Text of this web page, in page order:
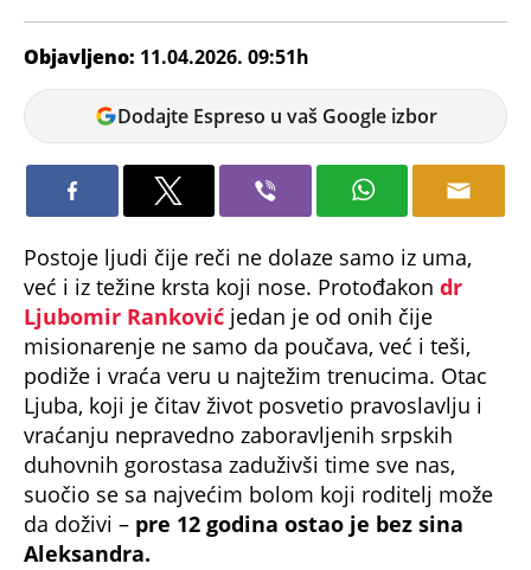
Objavljeno: 11.04.2026. 09:51h
Tamara
Marić
Dodajte Espreso u vaš Google izbor
Postoje ljudi čije reči ne dolaze samo iz uma,
već i iz težine krsta koji nose. Protođakon dr
Ljubomir Ranković jedan je od onih čije
misionarenje ne samo da poučava, već i teši,
podiže i vraća veru u najtežim trenucima. Otac
Ljuba, koji je čitav život posvetio pravoslavlju i
vraćanju nepravedno zaboravljenih srpskih
duhovnih gorostasa zaduživši time sve nas,
suočio se sa najvećim bolom koji roditelj može
da doživi – pre 12 godina ostao je bez sina
Aleksandra.